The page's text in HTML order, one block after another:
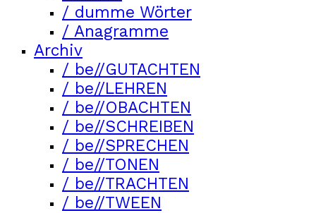
/ dumme Wörter
/ Anagramme
Archiv
/ be//GUTACHTEN
/ be//LEHREN
/ be//OBACHTEN
/ be//SCHREIBEN
/ be//SPRECHEN
/ be//TONEN
/ be//TRACHTEN
/ be//TWEEN